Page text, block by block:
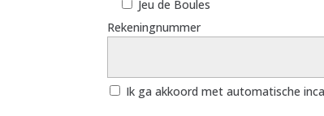
Jeu de Boules
Rekeningnummer
Ik ga akkoord met automatische